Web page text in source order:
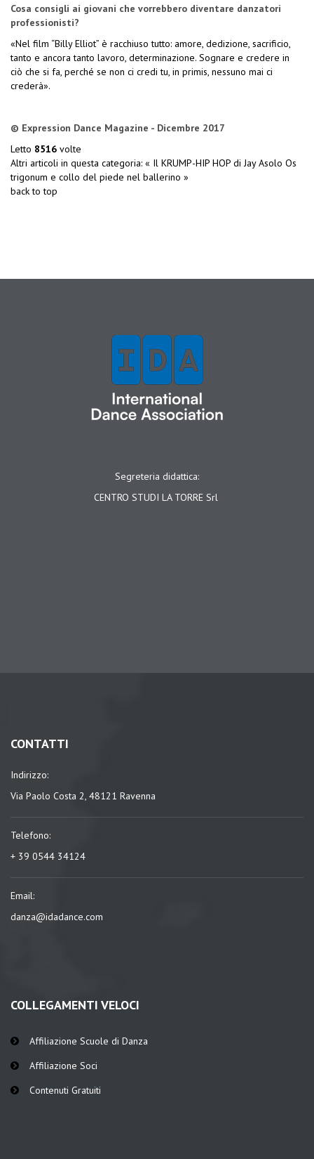
Cosa consigli ai giovani che vorrebbero diventare danzatori
professionisti?
«Nel film “Billy Elliot” è racchiuso tutto: amore, dedizione, sacrificio,
tanto e ancora tanto lavoro, determinazione. Sognare e credere in
ciò che si fa, perché se non ci credi tu, in primis, nessuno mai ci
crederà».
© Expression Dance Magazine - Dicembre 2017
Letto 8516 volte
Altri articoli in questa categoria: « Il KRUMP-HIP HOP di Jay Asolo Os
trigonum e collo del piede nel ballerino »
back to top
Segreteria didattica:
CENTRO STUDI LA TORRE Srl
CONTATTI
Indirizzo:
Via Paolo Costa 2, 48121 Ravenna
Telefono:
+ 39 0544 34124
Email:
danza@idadance.com
COLLEGAMENTI VELOCI
Affiliazione Scuole di Danza
Affiliazione Soci
Contenuti Gratuiti